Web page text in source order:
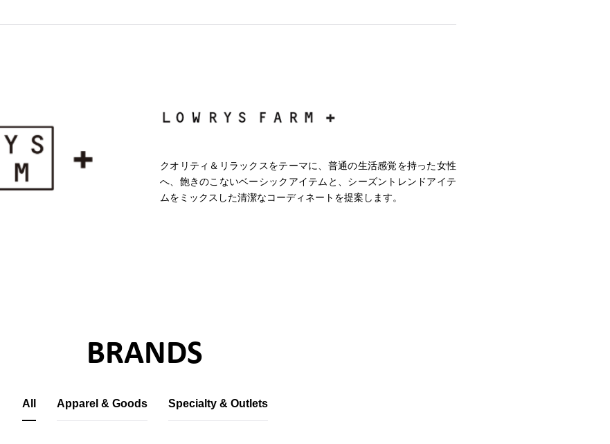
クオリティ＆リラックスをテーマに、普通の生活感覚を持った女性
へ、飽きのこないベーシックアイテムと、シーズントレンドアイテ
ムをミックスした清潔なコーディネートを提案します。
BRANDS
All Apparel & Goods Specialty & Outlets